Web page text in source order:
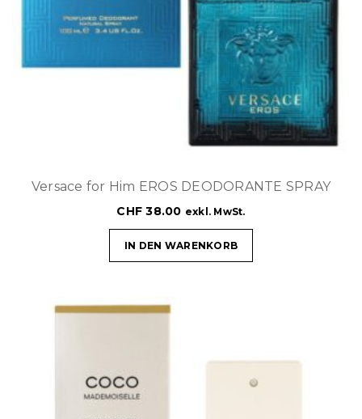
Versace for Him EROS DEODORANTE SPRAY
CHF 38.00 exkl. MwSt.
IN DEN WARENKORB